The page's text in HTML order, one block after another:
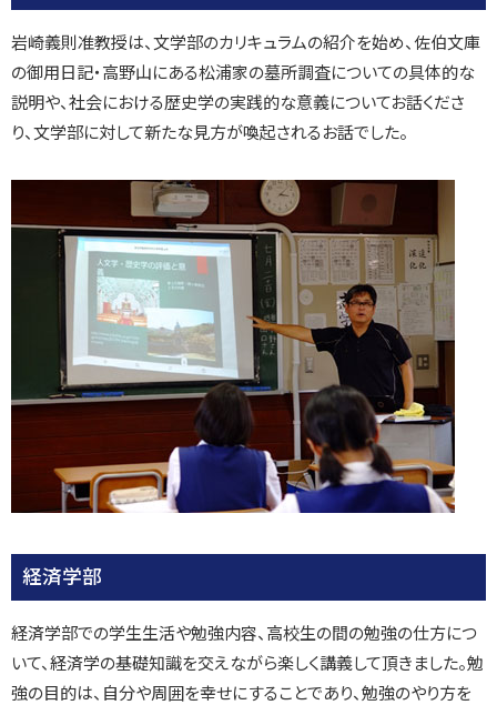
岩崎義則准教授は、文学部のカリキュラムの紹介を始め、佐伯文庫
の御用日記・高野山にある松浦家の墓所調査についての具体的な
説明や、社会における歴史学の実践的な意義についてお話くださ
り、文学部に対して新たな見方が喚起されるお話でした。
経済学部
経済学部での学生生活や勉強内容、高校生の間の勉強の仕方につ
いて、経済学の基礎知識を交えながら楽しく講義して頂きました。勉
強の目的は、自分や周囲を幸せにすることであり、勉強のやり方を